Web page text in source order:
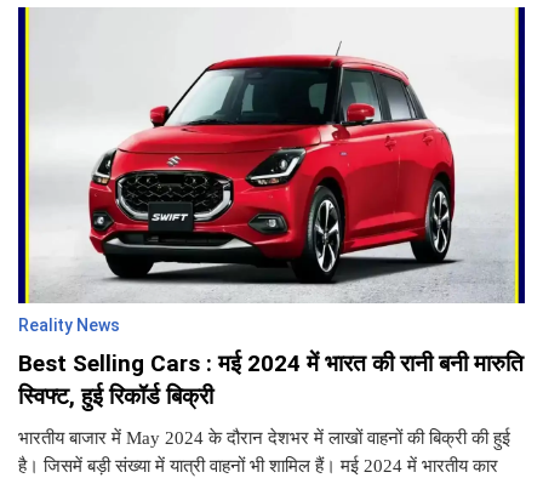
Reality News
Best Selling Cars : मई 2024 में भारत की रानी बनी मारुति
स्विफ्ट, हुई रिकॉर्ड बिक्री
भारतीय बाजार में May 2024 के दौरान देशभर में लाखों वाहनों की बिक्री की हुई
है। जिसमें बड़ी संख्‍या में यात्री वाहनों भी शामिल हैं। मई 2024 में भारतीय कार